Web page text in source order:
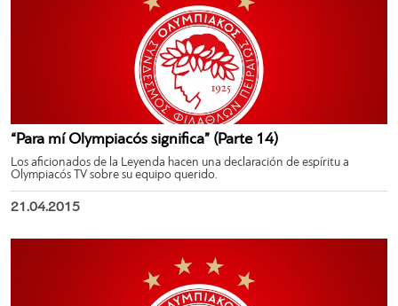
“Para mí Olympiacós significa” (Parte 14)
Los aficionados de la Leyenda hacen una declaración de espíritu a
Olympiacós TV sobre su equipo querido.
21.04.2015